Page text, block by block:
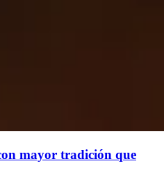
mayor tradición que